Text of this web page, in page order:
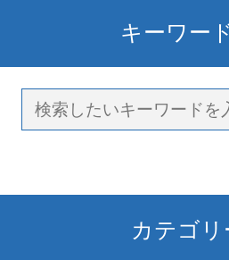
キーワー
カテゴリ